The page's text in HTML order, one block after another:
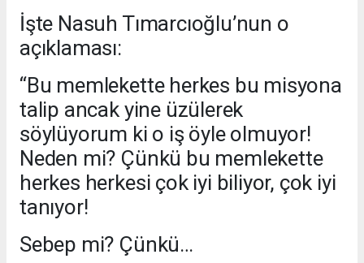
İşte Nasuh Tımarcıoğlu’nun o
açıklaması:
“Bu memlekette herkes bu misyona
talip ancak yine üzülerek
söylüyorum ki o iş öyle olmuyor!
Neden mi? Çünkü bu memlekette
herkes herkesi çok iyi biliyor, çok iyi
tanıyor!
Sebep mi? Çünkü…